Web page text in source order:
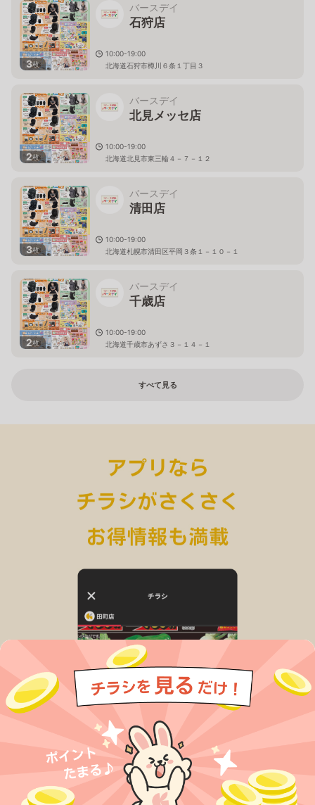
3枚
バースデイ
石狩店
10:00-19:00
北海道石狩市樽川６条１丁目３
2枚
バースデイ
北見メッセ店
10:00-19:00
北海道北見市東三輪４－７－１２
3枚
バースデイ
清田店
10:00-19:00
北海道札幌市清田区平岡３条１－１０－１
2枚
バースデイ
千歳店
10:00-19:00
北海道千歳市あずさ３－１４－１
すべて見る